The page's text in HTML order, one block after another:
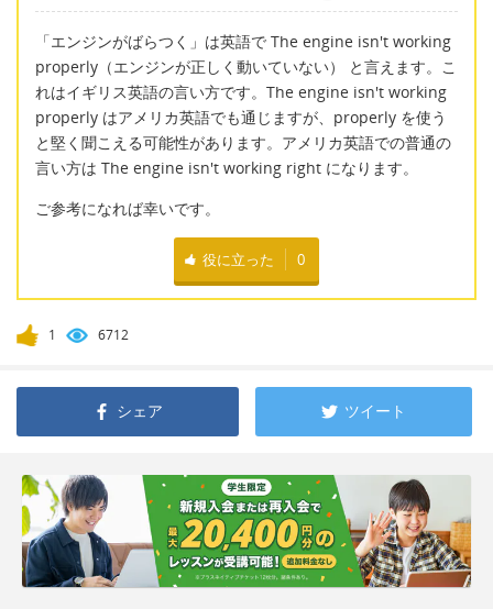
「エンジンがばらつく」は英語で The engine isn't working
properly（エンジンが正しく動いていない） と言えます。こ
れはイギリス英語の言い方です。The engine isn't working
properly はアメリカ英語でも通じますが、properly を使う
と堅く聞こえる可能性があります。アメリカ英語での普通の
言い方は The engine isn't working right になります。
ご参考になれば幸いです。
役に立った 0
1 6712
シェア ツイート